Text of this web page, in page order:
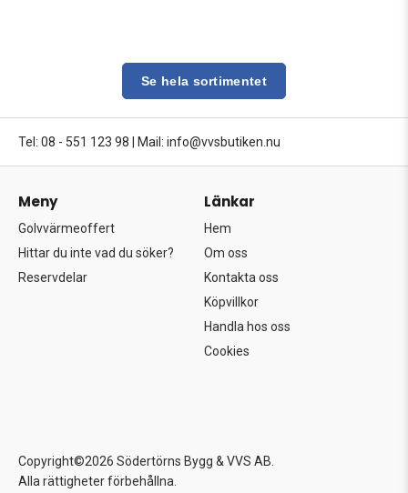
Se hela sortimentet
Tel: 08 - 551 123 98 Mail: info@vvsbutiken.nu
Meny
Golvvärmeoffert
Hittar du inte vad du söker?
Reservdelar
Länkar
Hem
Om oss
Kontakta oss
Köpvillkor
Handla hos oss
Cookies
Copyright©2026 Södertörns Bygg & VVS AB.
Alla rättigheter förbehållna.